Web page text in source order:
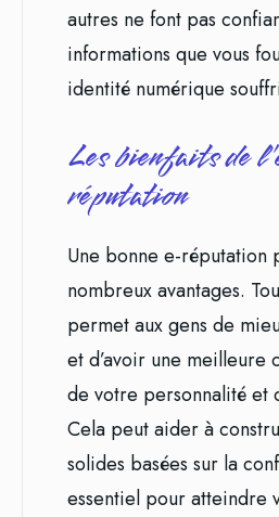
autres ne font pas
informations que vous
identité numérique
Les bienfaits de
réputation
Une bonne e-réputation
nombreux avantages.
permet aux gens de
et d’avoir une meilleure
de votre personnalité et
Cela peut aider à
solides basées sur la
essentiel pour atteindre